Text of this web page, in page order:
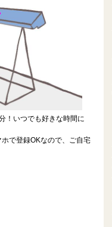
！いつでも好きな時間に
で登録OKなので、ご自宅